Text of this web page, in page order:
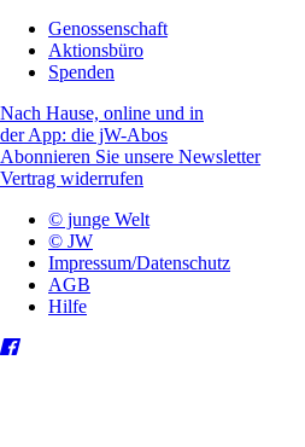
Genossenschaft
Aktionsbüro
Spenden
Nach Hause, online und in
der App: die jW-Abos
Abonnieren Sie unsere Newsletter
Vertrag widerrufen
© junge Welt
© JW
Impressum/Datenschutz
AGB
Hilfe